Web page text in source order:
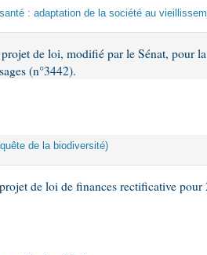
: adaptation de la société au
de loi, modifié par le Sénat, pour
(n°3442).
de la biodiversité)
de loi de finances rectificative pour